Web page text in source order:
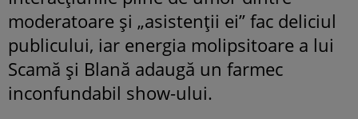
moderatoare și „asistenții ei” fac deliciul
publicului, iar energia molipsitoare a lui
Scamă și Blană adaugă un farmec
inconfundabil show-ului.